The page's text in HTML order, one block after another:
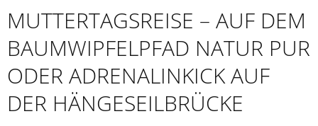
MUTTERTAGSREISE – AUF DEM
BAUMWIPFELPFAD NATUR PUR
ODER ADRENALINKICK AUF
DER HÄNGESEILBRÜCKE